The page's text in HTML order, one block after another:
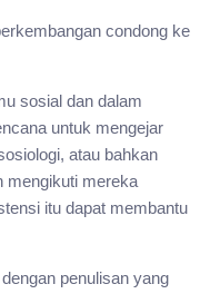
condong ke
sosial dan dalam
untuk mengejar
atau bahkan
mengikuti mereka
itu dapat membantu
penulisan yang